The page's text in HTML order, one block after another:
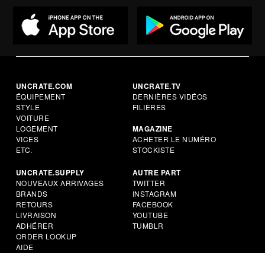
UNCRATE.COM
ÉQUIPEMENT
STYLE
VOITURE
LOGEMENT
VICES
ETC.
UNCRATE.TV
DERNIÈRES VIDÉOS
FILIÈRES
MAGAZINE
ACHETER LE NUMÉRO
STOCKISTE
UNCRATE.SUPPLY
NOUVEAUX ARRIVAGES
BRANDS
RETOURS
LIVRAISON
ADHÉRER
ORDER LOOKUP
AIDE
AUTRE PART
TWITTER
INSTAGRAM
FACEBOOK
YOUTUBE
TUMBLR